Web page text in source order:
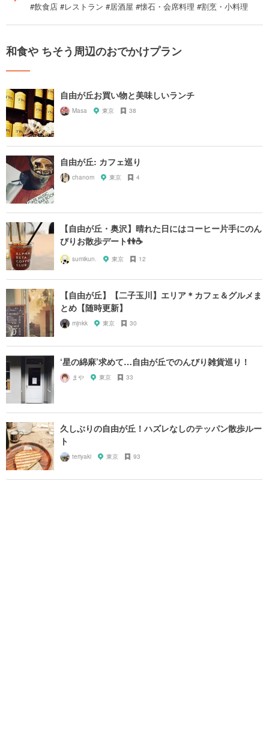
#飲食店 #レストラン #居酒屋 #懐石・会席料理 #割烹・小料理
和食や ちそう周辺のおでかけプラン
自由が丘お買い物と美味しいランチ
Masa 東京 38
自由が丘: カフェ巡り
chanom 東京 4
【自由が丘・奥沢】晴れた日にはコーヒー片手にのん
びりお散歩デート👫☕️
sumikun. 東京 12
【自由が丘】【二子玉川】エリア＊カフェ＆グルメま
とめ【随時更新】
mjnkk 東京 30
‘星の綿麻’求めて…自由が丘でのんびり雑貨巡り！
まや 東京 33
久しぶりの自由が丘！ハズレなしのテッパン散歩ルー
ト
teriyaki 東京 93